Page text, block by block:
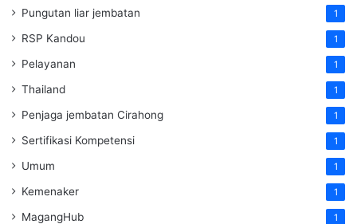
Pungutan liar jembatan 1
RSP Kandou 1
Pelayanan 1
Thailand 1
Penjaga jembatan Cirahong 1
Sertifikasi Kompetensi 1
Umum 1
Kemenaker 1
MagangHub 1